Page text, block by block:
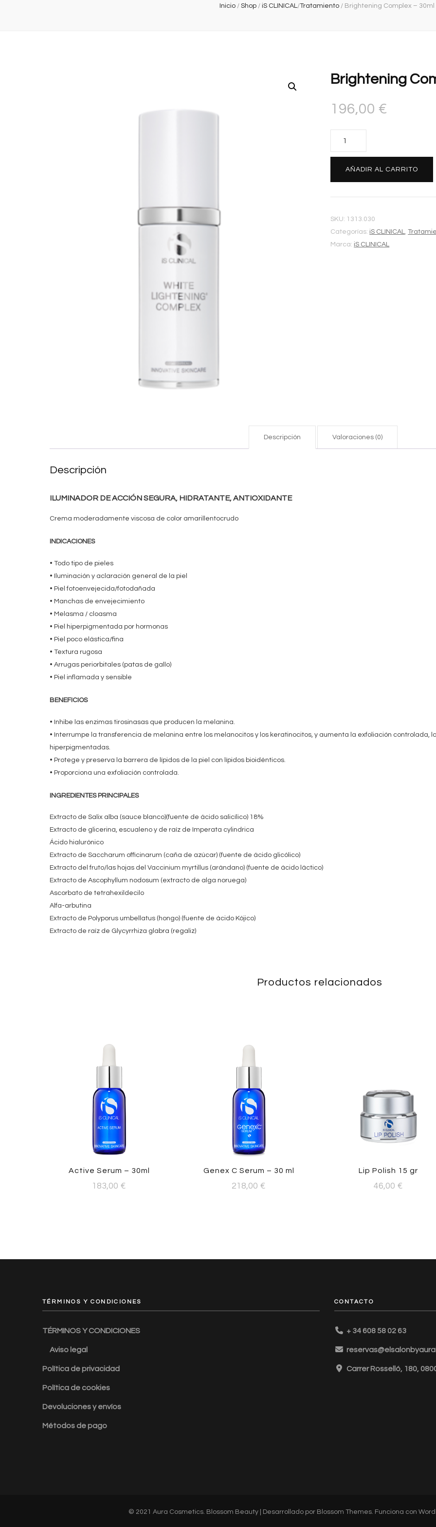
Inicio / Shop / iS CLINICAL/Tratamiento / Brightening Complex – 30ml
Brightening
196,00 €
30mlAÑADIR AL CARRITO
SKU: 1313.030
Categorías: iS CLINICAL,
Marca: iS CLINICAL
Descripción Valoraciones (0)
Descripción
ILUMINADOR DE ACCIÓN SEGURA, HIDRATANTE, ANTIOXIDANTE
Crema moderadamente viscosa de color amarillentocrudo
INDICACIONES
• Todo tipo de pieles
• Iluminación y aclaración general de la piel
• Piel fotoenvejecida/fotodañada
• Manchas de envejecimiento
• Melasma / cloasma
• Piel hiperpigmentada por hormonas
• Piel poco elástica/fina
• Textura rugosa
• Arrugas periorbitales (patas de gallo)
• Piel inflamada y sensible
BENEFICIOS
• Inhibe las enzimas tirosinasas que producen la melanina.
• Interrumpe la transferencia de melanina entre los melanocitos y los keratinocitos, y aumenta la exfoliación controlada,
hiperpigmentadas.
• Protege y preserva la barrera de lípidos de la piel con lípidos bioidénticos.
• Proporciona una exfoliación controlada.
INGREDIENTES PRINCIPALES
Extracto de Salix alba (sauce blanco)(fuente de ácido salicílico) 18%
Extracto de glicerina, escualeno y de raíz de Imperata cylindrica
Ácido hialurónico
Extracto de Saccharum officinarum (caña de azúcar) (fuente de ácido glicólico)
Extracto del fruto/las hojas del Vaccinium myrtillus (arándano) (fuente de ácido láctico)
Extracto de Ascophyllum nodosum (extracto de alga noruega)
Ascorbato de tetrahexildecilo
Alfa-arbutina
Extracto de Polyporus umbellatus (hongo) (fuente de ácido Kójico)
Extracto de raíz de Glycyrrhiza glabra (regaliz)
Productos relacionados
Active Serum – 30ml
183,00 €
Genex C Serum – 30 ml
218,00 €
Lip Polish 15 gr
46,00 €
TÉRMINOS Y CONDICIONES
TÉRMINOS Y CONDICIONES
Aviso legal
Política de privacidad
Política de cookies
Devoluciones y envíos
Métodos de pago
CONTACTO
+ 34 608 58 02 63
Carrer Rosselló, 180,
© 2021 Aura Cosmetics. Blossom Beauty | Desarrollado por Blossom Themes. Funciona con